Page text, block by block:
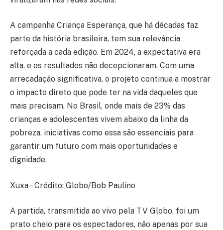
A campanha Criança Esperança, que há décadas faz
parte da história brasileira, tem sua relevância
reforçada a cada edição. Em 2024, a expectativa era
alta, e os resultados não decepcionaram. Com uma
arrecadação significativa, o projeto continua a mostrar
o impacto direto que pode ter na vida daqueles que
mais precisam. No Brasil, onde mais de 23% das
crianças e adolescentes vivem abaixo da linha da
pobreza, iniciativas como essa são essenciais para
garantir um futuro com mais oportunidades e
dignidade.
Xuxa – Crédito: Globo/Bob Paulino
A partida, transmitida ao vivo pela TV Globo, foi um
prato cheio para os espectadores, não apenas por sua